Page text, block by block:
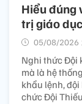
Hiểu đúng
trị giáo
05/08/2026
Nghi thức Đội
mà là hệ
khẩu lệnh,
chức Đội